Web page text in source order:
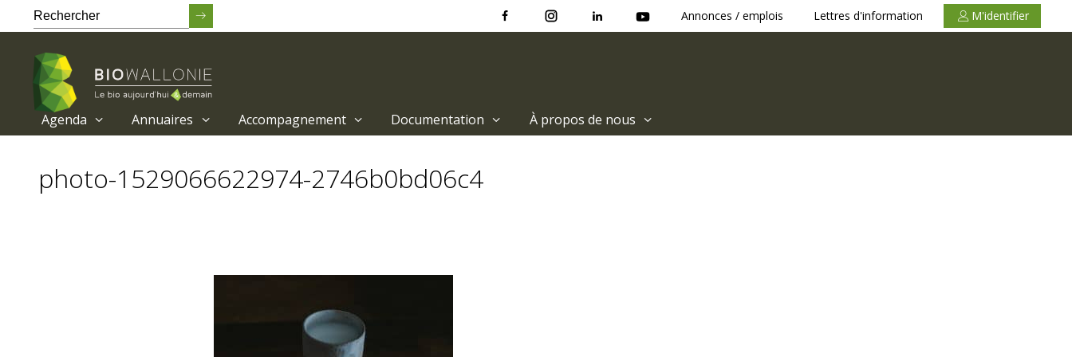
contenu
principal
Annonces / emplois Lettres d'information M'identifier
Agenda Annuaires Accompagnement Documentation À propos de nous
photo-1529066622974-2746b0bd06c4